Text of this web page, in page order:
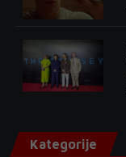
Kategorije